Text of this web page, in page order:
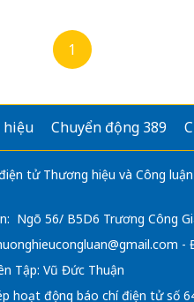
và thế giới.
1
hiệu Chuyển động 389
tử Thương hiệu và Công
Ngõ 56/ B5D6 Trương Công
-
Tập: Vũ Đức Thuận
hoạt động báo chí điện tử số